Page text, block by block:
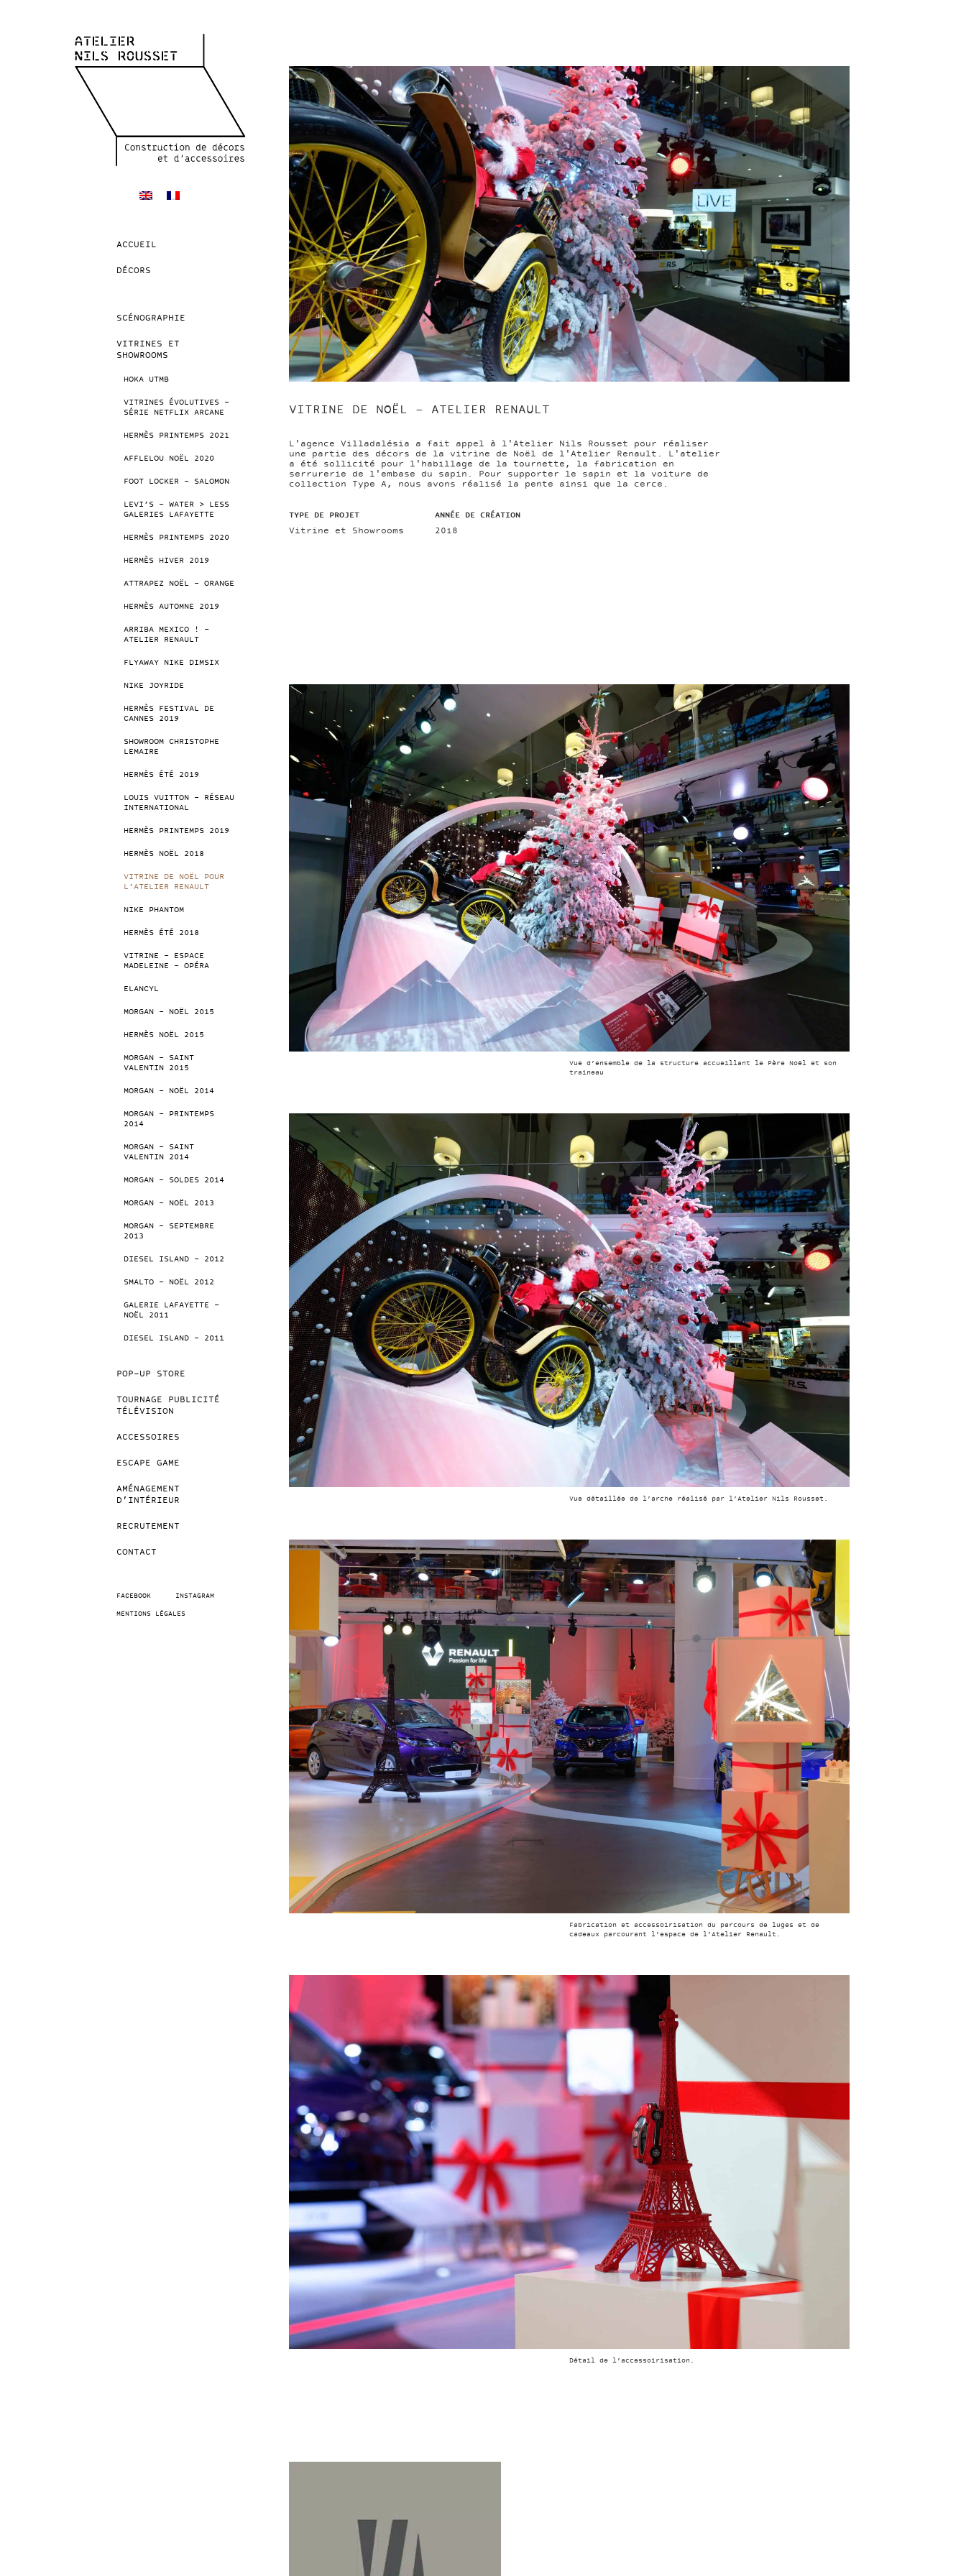
ACCUEIL
DÉCORS
SCÉNOGRAPHIE
VITRINES ET
SHOWROOMS
HOKA UTMB
VITRINES ÉVOLUTIVES –
SÉRIE NETFLIX ARCANE
HERMÈS PRINTEMPS 2021
AFFLELOU NOËL 2020
FOOT LOCKER – SALOMON
LEVI’S – WATER > LESS
GALERIES LAFAYETTE
HERMÈS PRINTEMPS 2020
HERMÈS HIVER 2019
ATTRAPEZ NOËL – ORANGE
HERMÈS AUTOMNE 2019
ARRIBA MEXICO ! –
ATELIER RENAULT
FLYAWAY NIKE DIMSIX
NIKE JOYRIDE
HERMÈS FESTIVAL DE
CANNES 2019
SHOWROOM CHRISTOPHE
LEMAIRE
HERMÈS ÉTÉ 2019
LOUIS VUITTON – RÉSEAU
INTERNATIONAL
HERMÈS PRINTEMPS 2019
HERMÈS NOËL 2018
VITRINE DE NOËL POUR
L’ATELIER RENAULT
NIKE PHANTOM
HERMÈS ÉTÉ 2018
VITRINE – ESPACE
MADELEINE – OPÉRA
ELANCYL
MORGAN – NOËL 2015
HERMÈS NOËL 2015
MORGAN – SAINT
VALENTIN 2015
MORGAN – NOËL 2014
MORGAN – PRINTEMPS
2014
MORGAN – SAINT
VALENTIN 2014
MORGAN – SOLDES 2014
MORGAN – NOËL 2013
MORGAN – SEPTEMBRE
2013
DIESEL ISLAND – 2012
SMALTO – NOËL 2012
GALERIE LAFAYETTE –
NOËL 2011
DIESEL ISLAND – 2011
POP-UP STORE
TOURNAGE PUBLICITÉ
TÉLÉVISION
ACCESSOIRES
ESCAPE GAME
AMÉNAGEMENT
D’INTÉRIEUR
RECRUTEMENT
CONTACT
FACEBOOK
INSTAGRAM
MENTIONS LÉGALES
VITRINE DE NOËL – ATELIER RENAULT
L'agence Villadalésia a fait appel à l'Atelier Nils Rousset pour réaliser
une partie des décors de la vitrine de Noël de l'Atelier Renault. L'atelier
a été sollicité pour l'habillage de la tournette, la fabrication en
serrurerie de l'embase du sapin. Pour supporter le sapin et la voiture de
collection Type A, nous avons réalisé la pente ainsi que la cerce.
TYPE DE PROJET
Vitrine et Showrooms
ANNÉE DE CRÉATION
2018
Vue d’ensemble de la structure accueillant le Père Noël et son
traineau
Vue détaillée de l’arche réalisé par l’Atelier Nils Rousset.
Fabrication et accessoirisation du parcours de luges et de
cadeaux parcourant l’espace de l’Atelier Renault.
Détail de l’accessoirisation.